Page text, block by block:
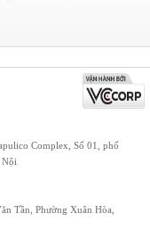
Complex, Số 01, phố
Nội
Tần, Phường Xuân Hòa,